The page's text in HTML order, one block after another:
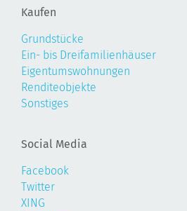
Kaufen
Grundstücke
Ein- bis Dreifamilienhäuser
Eigentumswohnungen
Renditeobjekte
Sonstiges
Social Media
Facebook
Twitter
XING